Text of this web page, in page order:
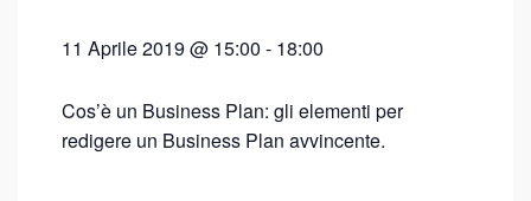
11 Aprile 2019 @ 15:00 - 18:00
Cos’è un Business Plan: gli elementi per
redigere un Business Plan avvincente.